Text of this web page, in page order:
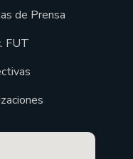
de Prensa
FUT